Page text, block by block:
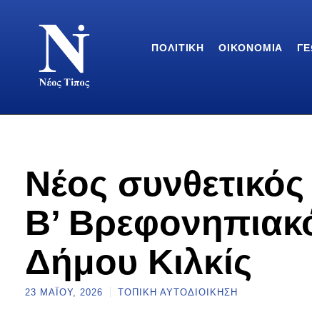
ΠΟΛΙΤΙΚΉ ΟΙΚΟΝΟΜΊΑ
Νέος
Β’
Δήμου Κιλκίς
23 ΜΑΪ́ΟΥ, 2026 ΤΟΠΙΚΉ ΑΥΤΟΔΙΟΊΚΗΣΗ